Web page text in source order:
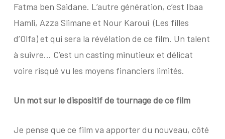
Fatma ben Saidane. L’autre génération, c’est Ibaa
Hamli, Azza Slimane et Nour Karoui (Les filles
d’Olfa) et qui sera la révélation de ce film. Un talent
à suivre… C’est un casting minutieux et délicat
voire risqué vu les moyens financiers limités.
Un mot sur le dispositif de tournage de ce film
Je pense que ce film va apporter du nouveau, côté